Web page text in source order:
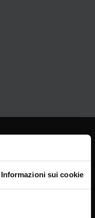
Informazioni sui cookie